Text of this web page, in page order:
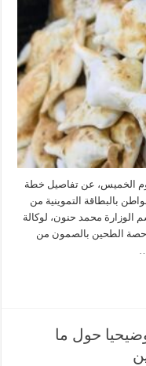
بديلا
عن
طحين
التموينية..
خطة
جديدة
للتجارة
العراقية
تبدأ
من
هذه
المناطق
مغلقة
الخميس، عن تفاصيل خطة
بالبطاقة التموينية من
محمد حنون، لوكالة
حصة الطحين بالصمون من
حول ما